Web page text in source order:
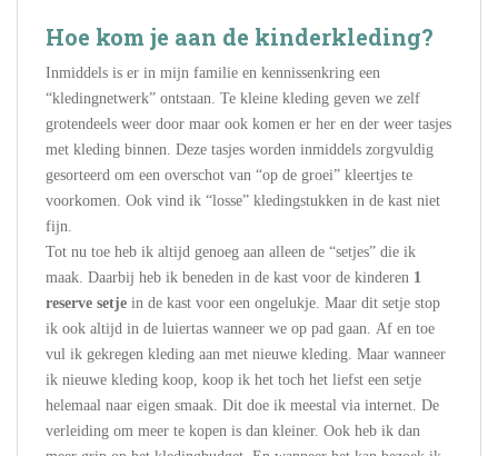
Hoe kom je aan de kinderkleding?
Inmiddels is er in mijn familie en kennissenkring een
“kledingnetwerk” ontstaan. Te kleine kleding geven we zelf
grotendeels weer door maar ook komen er her en der weer tasjes
met kleding binnen. Deze tasjes worden inmiddels zorgvuldig
gesorteerd om een overschot van “op de groei” kleertjes te
voorkomen. Ook vind ik “losse” kledingstukken in de kast niet
fijn.
Tot nu toe heb ik altijd genoeg aan alleen de “setjes” die ik
maak. Daarbij heb ik beneden in de kast voor de kinderen 1
reserve setje in de kast voor een ongelukje. Maar dit setje stop
ik ook altijd in de luiertas wanneer we op pad gaan. Af en toe
vul ik gekregen kleding aan met nieuwe kleding. Maar wanneer
ik nieuwe kleding koop, koop ik het toch het liefst een setje
helemaal naar eigen smaak. Dit doe ik meestal via internet. De
verleiding om meer te kopen is dan kleiner. Ook heb ik dan